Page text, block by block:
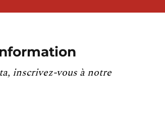
inscrivez-vous à notre